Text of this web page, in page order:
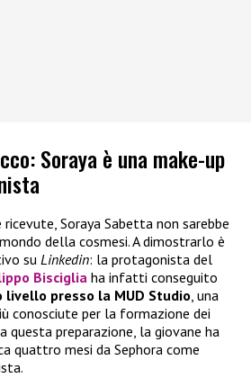
Soraya è una make-up
Soraya Sabetta non sarebbe
della cosmesi. A dimostrarlo è
su Linkedin: la protagonista del
Bisciglia ha infatti conseguito
presso la MUD Studio, una
conosciute per la formazione dei
questa preparazione, la giovane ha
quattro mesi da Sephora come